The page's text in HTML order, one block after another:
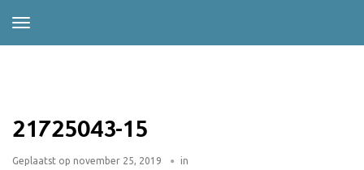
21725043-15
Geplaatst op november 25, 2019 in